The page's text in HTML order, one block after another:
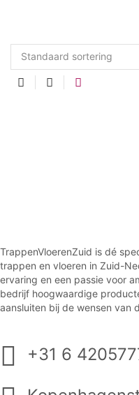
TrappenVloerenZuid is dé
trappen en vloeren in Zuid-
ervaring en een passie voor
bedrijf hoogwaardige
aansluiten bij de wensen van
+31 6